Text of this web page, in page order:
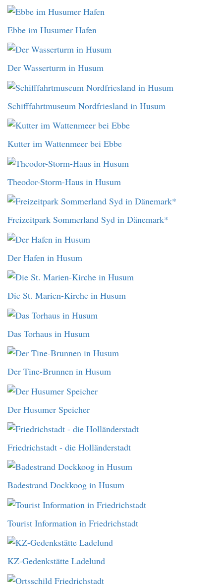
Ebbe im Husumer Hafen
Der Wasserturm in Husum
Schifffahrtmuseum Nordfriesland in Husum
Kutter im Wattenmeer bei Ebbe
Theodor-Storm-Haus in Husum
Freizeitpark Sommerland Syd in Dänemark*
Der Hafen in Husum
Die St. Marien-Kirche in Husum
Das Torhaus in Husum
Der Tine-Brunnen in Husum
Der Husumer Speicher
Friedrichstadt - die Holländerstadt
Badestrand Dockkoog in Husum
Tourist Information in Friedrichstadt
KZ-Gedenkstätte Ladelund